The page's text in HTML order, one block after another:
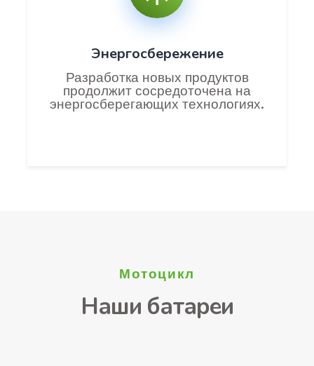
Энергосбережение
Разработка новых продуктов
продолжит сосредоточена на
энергосберегающих технологиях.
Мотоцикл
Наши батареи